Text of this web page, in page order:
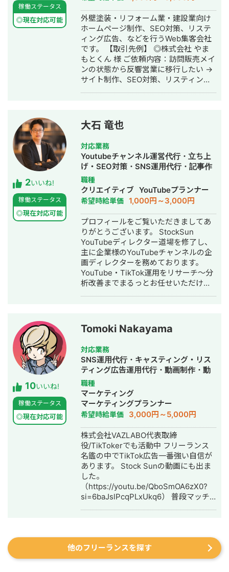
ャンネル登録者数4,000人、月間商談獲
得10〜15件達成。 →企画、台本作成、
撮影、編集、分析全て担当。 ■ 主な経
験業界 ・買取サービス ・不用品回収
・人材紹介：toC/toBいずれも経験あり
・営業代行 ・SaaS ・広告代理店 ・飲
食店 ・官公庁
「誠美接骨院」を開業。県下初の取り
組みとして交通事故専門弁護士法人と
の業務提携を締結し、客単価80,000円
の高単価ビジネスモデルを確立。その
後、FC学習塾「キミノスクール岐阜
校」のオーナーとしても教育事業に参
入。自院・塾の集客でSNSやLINEを活
用したデジタルマーケティングを実
践・検証する中で、中小企業向けの
RYS REALIZE 代表取締役（創業・現在
13年目） 「地域の利益を生み出し課題
解決を実現する（Regional Yield
Solution REALIZE）」をミッションに
掲げ、岐阜県を拠点に全国の中小企
業・スタートアップを対象としたSNS
プロモーション・デジタルPR戦略支援
事業を展開。 Instagram・X・
TikTok・YouTube・LINEの全SNSプラ
ットフォームに対応した一気通貫の伴
走型PR支援を提供し、累計支援実績
300社以上。Lステップ正規代理店・iス
テップ正規代理店として、LINE・
Instagramの自動化支援にも対応。 代
理店ビジネスでは1年間で174社の加盟
獲得・売上9,500万円を達成するなど、
地方発のデジタルマーケティング会社
として実績を積み上げています。
稼働ステータス
◎現在対応可能
ィング・ホームページ制作・作成・バ
ナー制作・デザイン・リスティング広
告運用代行・オウンドメディア制作・
構築・運用代行・動画制作・動画編集
外壁塗装・リフォーム業・建設業向け
ホームページ制作、SEO対策、リステ
ィング広告、などを行うWeb集客会社
です。 【取引先例】 ◎株式会社 やま
もとくん 様 ご依頼内容：訪問販売メイ
ンの状態から反響営業に移行したい →
サイト制作、SEO対策、リスティング
ムコーポレーション（ユーペイント）
様 ご依頼内容：Web集客を依頼したい
→サイト制作、SEO対策、リスティン
グ広告運用を実施 ◎商工会・業界メデ
ィア支援例 「東村山市商工会」様 「外
壁塗装の窓口」様 ほか多数 ◎難関キー
ワードで上位表示 ・「屋根」で1位 ・
「ガルバリウム 鋼板」で1位 ・「塗り
壁」で1位 ・「外壁塗装」で3位 ・「埼
玉 リフォーム」「千葉県 外壁塗装」
「つくば市 外壁塗装」など地域キーワ
ードでも1位を多数獲得 【自己紹介】
・高校卒業後、札幌市で老舗の施工会
社に就職。職人として活動する ・
RIZAPの子会社に転職し、10年勤務。
事業部で最年少の支配人となり、新規
出店などを経験 ・副業だったマーケテ
ィング技術をもって独立 ・個人事業と
連続で150％以上の業績アップを実現
【略歴】 2018年〜2021年 ・外壁塗装
会社の集客のプロとして個人事業主で
活動 2022年〜 ・トソーマ株式会社
代表取締役 >リフォーム業・建設業
の集客支援 >SEO事業 >リスティ
ング広告事業 >ホームページ・LP制
作事業 LINE（無料相談をご希望の方）
https://s.lmes.jp/landing-
qr/2000788262-7YNDe1MK?
uLand=UGw3dP トソーマ株式会社公
式サイト https://tosoma.co.jp 無料で
相談も受け付けています。 興味がある
方は、LINEでお気軽にご連絡ください
ませ。
2いいね!
稼働ステータス
◎現在対応可能
大石 竜也
対応業務
Youtubeチャンネル運営代行・立ち上
げ・SEO対策・SNS運用代行・記事作
成代行・ライティング・動画制作・動
画編集・AI活用
職種
クリエイティブ YouTubeプランナー
希望時給単価 1,000円～3,000円
プロフィールをご覧いただきましてあ
りがとうございます。 StockSun
YouTubeディレクター道場を修了し、
主に企業様のYouTubeチャンネルの企
画ディレクターを務めております。
YouTube・TikTok運用をリサーチ～分
析改善までまるっとお任せいただけま
に携わる ▷2024年 フリーランスとし
て独立 └YouTube戦略立案 └動画制作
└YouTubeコンサル └TikTok運用代行
▷YouTubeスクール講師業 └株式会社
EAVALが運営するYouTubeスクール講
師 └YouTubeの伸ばし方を教えるスク
ール 【主な実績】 ・YouTube運営経験
2年半 ・動画制作本数220本以上 ・外
注実績200件以上(クラウドソーシング
サイト、オンラインサロン等) ・リサー
チからチャンネル設計、企画立案、動
画制作、分析・改善まで 一通り経験
しております クラウドワークスの発注
者ページはこちら
https://crowdworks.jp/public/employers/
◎勤務していた会社のYouTubeチャン
ネルを運用 →自社商品を販売し、教育
ステップ無しYouTubeのみの販売で
CVR20%を達成 ◎広告収益を目的とし
超えを達成 →10万再生以上の動画31本
(ショート動画ではありません) →100万
再生以上の動画4本 →200万再生以上の
10いいね!
稼働ステータス
◎現在対応可能
Tomoki Nakayama
対応業務
SNS運用代行・キャスティング・リス
ティング広告運用代行・動画制作・動
画編集・漫画制作
職種
マーケティング
マーケティングプランナー
希望時給単価 3,000円～5,000円
株式会社VAZLABO代表取締
役/TikTokerでも活動中 フリーランス
名鑑の中でTikTok広告一番強い自信が
あります。 Stock Sunの動画にも出ま
した。
（https://youtu.be/QboSmOA6zX0?
si=6baJslPcqPLxUkq6） 普段マッチ
リ・人材採用などの広告運用中） 広告
運用だけではなくインフルエンサーキ
ャスティングからクリエイティブの脚
他のフリーランスを探す